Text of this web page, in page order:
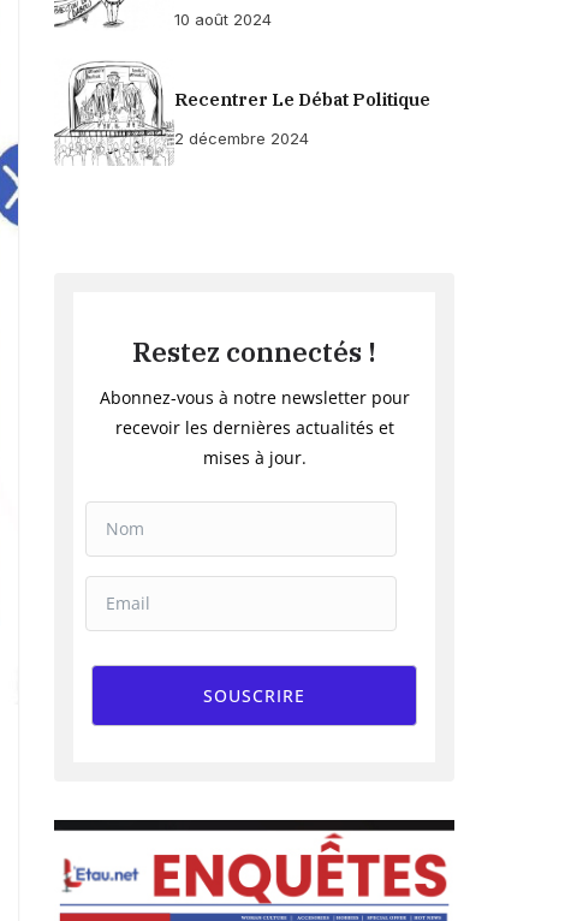
Propose À Ses Ex-Ouvriers Un
10 août 2024
Recentrer Le Débat Politique
2 décembre 2024
Restez connectés !
Abonnez-vous à notre newsletter pour
recevoir les dernières actualités et
mises à jour.
SOUSCRIRE